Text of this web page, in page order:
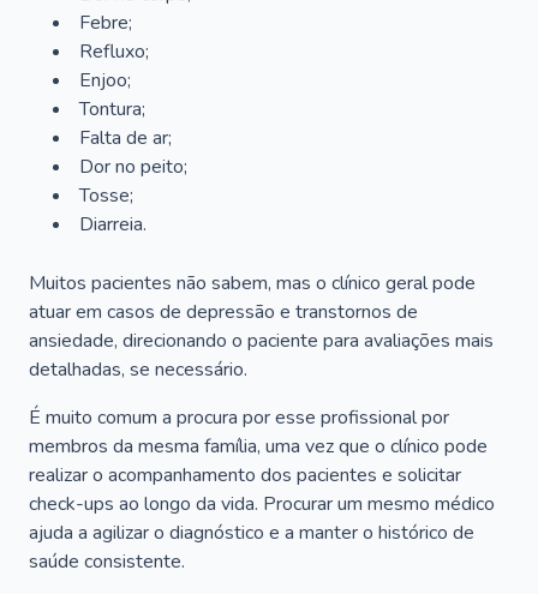
Febre;
Refluxo;
Enjoo;
Tontura;
Falta de ar;
Dor no peito;
Tosse;
Diarreia.
Muitos pacientes não sabem, mas o clínico geral pode
atuar em casos de depressão e transtornos de
ansiedade, direcionando o paciente para avaliações mais
detalhadas, se necessário.
É muito comum a procura por esse profissional por
membros da mesma família, uma vez que o clínico pode
realizar o acompanhamento dos pacientes e solicitar
check-ups ao longo da vida. Procurar um mesmo médico
ajuda a agilizar o diagnóstico e a manter o histórico de
saúde consistente.